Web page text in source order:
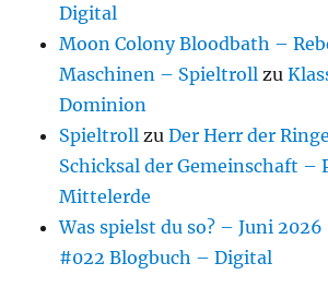
Digital
Moon Colony Bloodbath –
Maschinen – Spieltroll zu
Dominion
Spieltroll zuDer Herr der
Schicksal der Gemeinschaft –
Mittelerde
Was spielst du so? – Juni
#022 Blogbuch – Digital